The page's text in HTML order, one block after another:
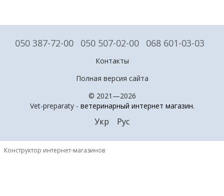
050 387-72-00 050 507-02-00 068 601-03-03
Контакты
Полная версия сайта
© 2021—2026
Vet-preparaty - ветеринарный интернет магазин.
Укр Рус
Конструктор интернет-магазинов